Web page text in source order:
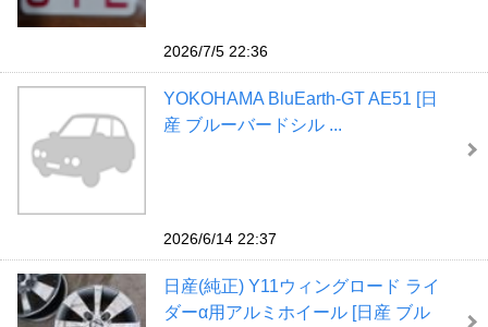
2026/7/5 22:36
YOKOHAMA BluEarth-GT AE51 [日
産 ブルーバードシル ...
2026/6/14 22:37
日産(純正) Y11ウィングロード ライ
ダーα用アルミホイール [日産 ブル